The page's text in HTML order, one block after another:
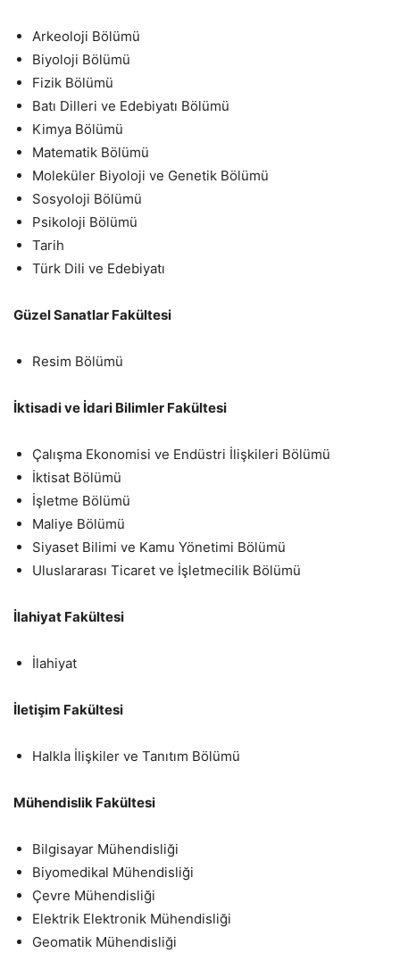
Arkeoloji Bölümü
Biyoloji Bölümü
Fizik Bölümü
Batı Dilleri ve Edebiyatı Bölümü
Kimya Bölümü
Matematik Bölümü
Moleküler Biyoloji ve Genetik Bölümü
Sosyoloji Bölümü
Psikoloji Bölümü
Tarih
Türk Dili ve Edebiyatı
Güzel Sanatlar Fakültesi
Resim Bölümü
İktisadi ve İdari Bilimler Fakültesi
Çalışma Ekonomisi ve Endüstri İlişkileri Bölümü
İktisat Bölümü
İşletme Bölümü
Maliye Bölümü
Siyaset Bilimi ve Kamu Yönetimi Bölümü
Uluslararası Ticaret ve İşletmecilik Bölümü
İlahiyat Fakültesi
İlahiyat
İletişim Fakültesi
Halkla İlişkiler ve Tanıtım Bölümü
Mühendislik Fakültesi
Bilgisayar Mühendisliği
Biyomedikal Mühendisliği
Çevre Mühendisliği
Elektrik Elektronik Mühendisliği
Geomatik Mühendisliği